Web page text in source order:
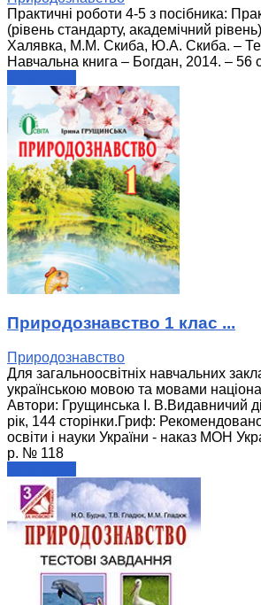
Практичні роботи 4-5 з посібника:
(рівень стандарту, академічний
Халявка, М.М. Скиба, Ю.А. Скиба. –
Навчальна книга – Богдан, 2014. – 56
Природознавство 1 клас ...
Природознавство
Для загальноосвітніх навчальних
українською мовою та мовами
Автори: Грущинська І. В.Видавничий
рік, 144 сторінки.Гриф:
освіти і науки України - наказ МОН
р. № 118